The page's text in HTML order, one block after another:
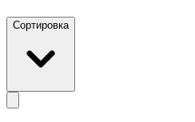
Сортировка